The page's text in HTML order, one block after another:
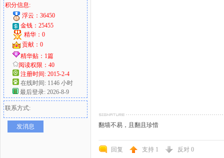
积分信息:
浮云：36450
金钱：25455
精华：0
贡献：0
精华贴：1篇
阅读权限：40
注册时间: 2015-2-4
在线时间: 1146 小时
最后登录: 2026-8-9
联系方式:
发消息 翻墙不易，且翻且珍惜
回复 支持 1 反对 0